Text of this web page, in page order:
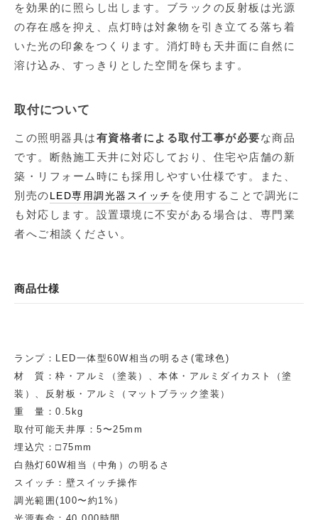
を効果的に照らし出します。ブラックの反射板は光源
の存在感を抑え、点灯時は対象物を引き立てる落ち着
いた光の印象をつくります。消灯時も天井面に自然に
溶け込み、すっきりとした空間を保ちます。
取付について
この照明器具は有資格者による取付工事が必要な商品
です。断熱施工天井に対応しており、住宅や店舗の新
築・リフォーム時にも採用しやすい仕様です。また、
別売のLED専用調光器スイッチ を使用することで調光に
も対応します。設置環境に不安がある場合は、専門業
者へご相談ください。
商品仕様
ランプ：LED一体型60W相当の明るさ(電球色)
材 質：枠・アルミ（塗装）、本体・アルミダイカスト（塗
装）、反射板・アルミ（マットブラック塗装）
重 量：0.5kg
取付可能天井厚：5〜25mm
埋込穴：□75mm
白熱灯60W相当（中角）の明るさ
スイッチ：壁スイッチ操作
調光範囲(100〜約1%）